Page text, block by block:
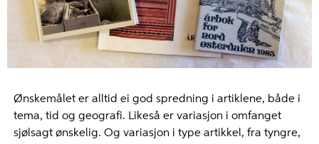
Ønskemålet er alltid ei god spredning i artiklene, både i
tema, tid og geografi. Likeså er variasjon i omfanget
sjølsagt ønskelig. Og variasjon i type artikkel, fra tyngre,